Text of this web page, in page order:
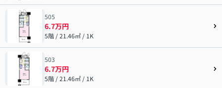
505
6.7万円
5階 / 21.46㎡ / 1K
503
6.7万円
5階 / 21.46㎡ / 1K